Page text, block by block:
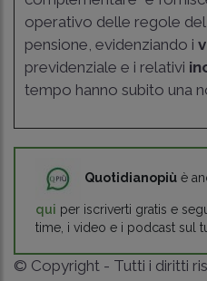
operativo delle regole
pensione, evidenziando i
previdenziale e i relativi
tempo hanno subito una
Quotidianopiù è
qui per iscriverti gratis e
time, i video e i podcast sul
© Copyright - Tutti i diritti